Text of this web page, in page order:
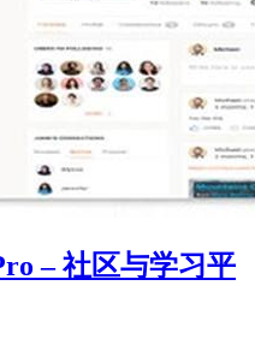
– 社区与学习平